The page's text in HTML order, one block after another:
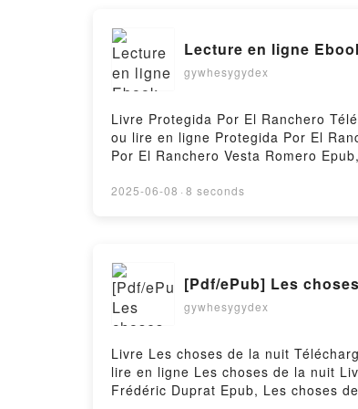
Lecture en ligne
gywhesygydex
Livre Protegida Por El Ranchero
ou lire en ligne Protegida Por El
Por El Ranchero Vesta Romero
Protegida Por El Ranchero Vesta
2025-06-08 · 8 seconds
[Pdf/ePub] Les
gywhesygydex
Livre Les choses de la nuit
lire en ligne Les choses de la nuit
Frédéric Duprat Epub, Les choses